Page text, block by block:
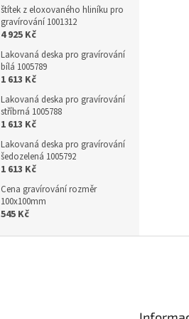
štítek z eloxovaného hliníku pro
gravírování 1001312
4 925 Kč
Lakovaná deska pro gravírování
bílá 1005789
1 613 Kč
Lakovaná deska pro gravírování
stříbrná 1005788
1 613 Kč
Lakovaná deska pro gravírování
šedozelená 1005792
1 613 Kč
Cena gravírování rozměr
100x100mm
545 Kč